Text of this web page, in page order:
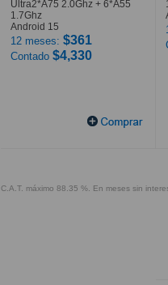
Ultra2*A75 2.0Ghz + 6*A55
1.7Ghz
Android 15
12 meses: $361
Contado $4,330
C.A.T. máximo 88.35 %. En meses sin